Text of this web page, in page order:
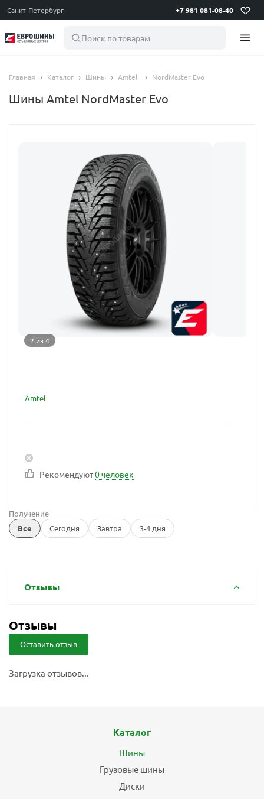
Санкт-Петербург +7 981 081-08-40
Поиск по товарам
Главная Каталог Шины Amtel NordMaster Evo
Шины Amtel NordMaster Evo
2 из 4
Amtel
Рекомендуют0 человек
Получение
Все
Сегодня Завтра 3-4 дня
Отзывы
Отзывы
Оставить отзыв
Загрузка отзывов...
Каталог
Шины
Грузовые шины
Диски